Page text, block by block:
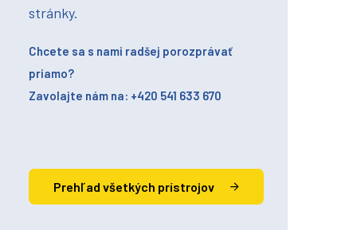
stránky.
Chcete sa s nami radšej porozprávať
priamo?
Zavolajte nám na: +420 541 633 670
Prehľad všetkých prístrojov